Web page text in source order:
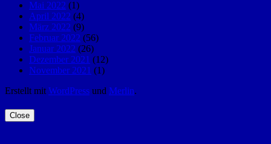
Mai 2022 (1)
April 2022 (4)
März 2022 (9)
Februar 2022 (56)
Januar 2022 (26)
Dezember 2021 (12)
November 2021 (1)
Erstellt mit WordPress und Merlin.
Close